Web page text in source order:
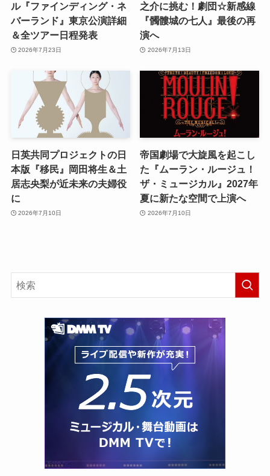
ル『ファインディング・ネ
バーランド』東京公演詳細
＆全ツアー日程発表
2026年7月23日
之介に挑む！劇団☆新感線
『髑髏城の七人』最後の再
演へ
2026年7月13日
日英共同プロジェクトの日
本版『移民』岡田将生＆土
居志央梨が近未来の夫婦役
に
2026年7月10日
帝国劇場で大旋風を起こし
た『ムーラン・ルージュ！
ザ・ミュージカル』2027年
夏に新たな空間で上演へ
2026年7月10日